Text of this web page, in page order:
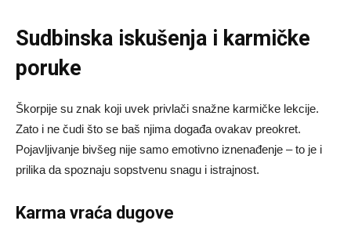
Sudbinska iskušenja i karmičke
poruke
Škorpije su znak koji uvek privlači snažne karmičke lekcije.
Zato i ne čudi što se baš njima događa ovakav preokret.
Pojavljivanje bivšeg nije samo emotivno iznenađenje – to je i
prilika da spoznaju sopstvenu snagu i istrajnost.
Karma vraća dugove